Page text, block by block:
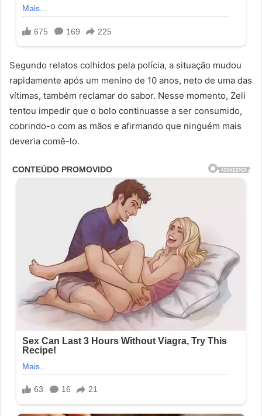
Segundo relatos colhidos pela polícia, a situação mudou
rapidamente após um menino de 10 anos, neto de uma das
vítimas, também reclamar do sabor. Nesse momento, Zeli
tentou impedir que o bolo continuasse a ser consumido,
cobrindo-o com as mãos e afirmando que ninguém mais
deveria comê-lo.